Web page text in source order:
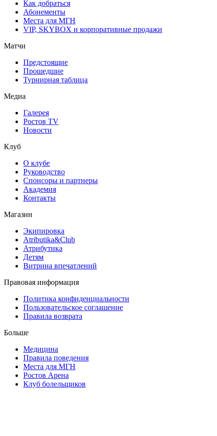
Как добраться
Абонементы
Места для МГН
VIP, SKYBOX и корпоративные продажи
Матчи
Предстоящие
Прошедшие
Турнирная таблица
Медиа
Галерея
Ростов TV
Новости
Клуб
О клубе
Руководство
Спонсоры и партнеры
Академия
Контакты
Магазин
Экипировка
Atributika&Club
Атрибутика
Детям
Витрина впечатлений
Правовая информация
Политика конфиденциальности
Пользовательское соглашение
Правила возврата
Больше
Медицина
Правила поведения
Места для МГН
Ростов Арена
Клуб болельщиков